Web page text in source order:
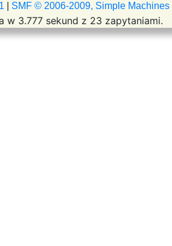
SMF © 2006-2009, Simple Machines
w 3.777 sekund z 23 zapytaniami.